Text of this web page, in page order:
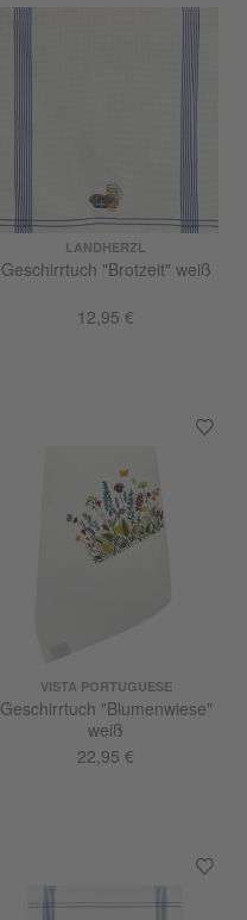
LANDHERZL
Geschirrtuch "Brotzeit" weiß
12,95 €
VISTA PORTUGUESE
Geschirrtuch "Blumenwiese"
weiß
22,95 €